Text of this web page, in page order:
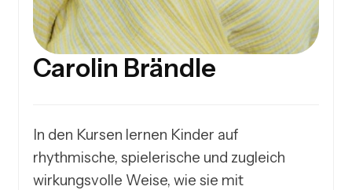
Carolin Brändle
In den Kursen lernen Kinder auf
rhythmische, spielerische und zugleich
wirkungsvolle Weise, wie sie mit